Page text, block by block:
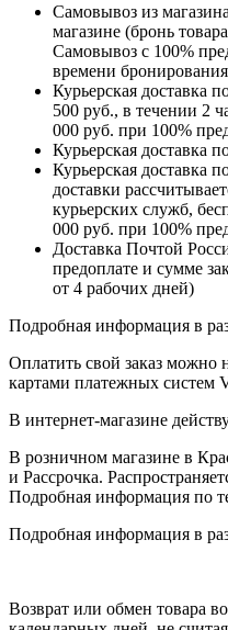
Самовывоз из
магазине (бронь
Самовывоз с 100%
времени
Курьерская доставка
500 руб., в течении 2
000 руб. при 100%
Курьерская доставка
Курьерская доставка
доставки
курьерских служб,
000 руб. при 100%
Доставка Почтой
предоплате и сумме
от 4 рабочих дней)
Подробная информация в
Оплатить свой заказ
картами платежных систем
В интернет-магазине
В розничном магазине в
и Рассрочка.
Подробная информация по
Подробная информация в
Возврат или обмен товара